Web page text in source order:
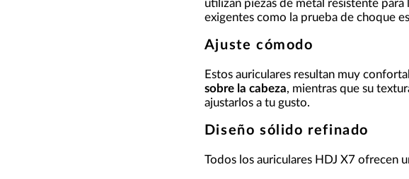
utilizan piezas de metal resistente
exigentes como la prueba de choque
Ajuste cómodo
Estos auriculares resultan muy
sobre la cabeza, mientras que su
ajustarlos a tu gusto.
Diseño sólido refinado
Todos los auriculares HDJ X7 ofrecen